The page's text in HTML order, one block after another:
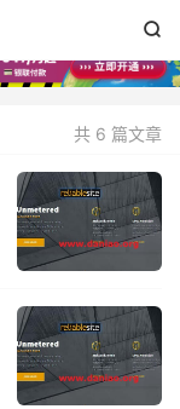

共 6 篇文章